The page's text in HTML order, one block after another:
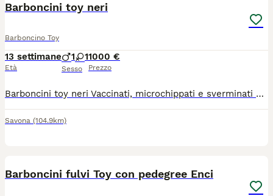
Barboncini toy neri
Barboncino Toy
13 settimane
Età
1 1
Sesso
1000 €
Prezzo
Barboncini toy neri Vaccinati, microchippati e sverminati Certificato genealogico allianz 12 mesi di garanzia su malattie invalidanti 2 mesi Visibile in allevamento e videochiamata Disponibile da subito anche consegna Maschio 1000€ Femmina 1300€
Savona (104.9km)
Barboncini fulvi Toy con pedegree Enci